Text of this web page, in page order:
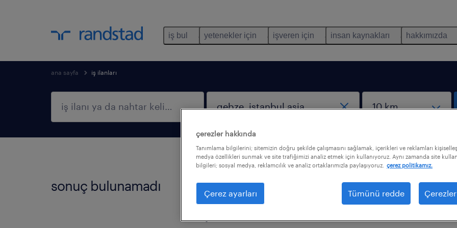
iş bul yetenekler için işveren için insan kaynakları hakkımızda
ana sayfa iş ilanları
sonuç bulunamadı
Bu filtrelerle iş bulamadık. Daha fazla sonuç almak için
filtrenizi değiştirmek isteyebilirsiniz. Aşağıdakiler
çerezler hakkında
Tanımlama bilgilerini; sitemizin doğru şekilde çalışmasını sağlamak, içerikleri ve reklamları
medya özellikleri sunmak ve site trafiğimizi analiz etmek için kullanıyoruz. Aynı zamanda site
bilgileri; sosyal medya, reklamcılık ve analiz ortaklarımızla paylaşıyoruz.
çerez politikamız.
Çerez ayarları Tümünü redde